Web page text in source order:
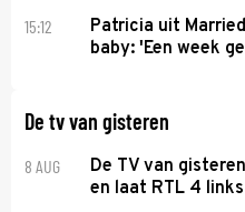
15:12
Patricia uit
baby: 'Een week
De tv van gisteren
8 AUG
De TV van
en laat RTL 4